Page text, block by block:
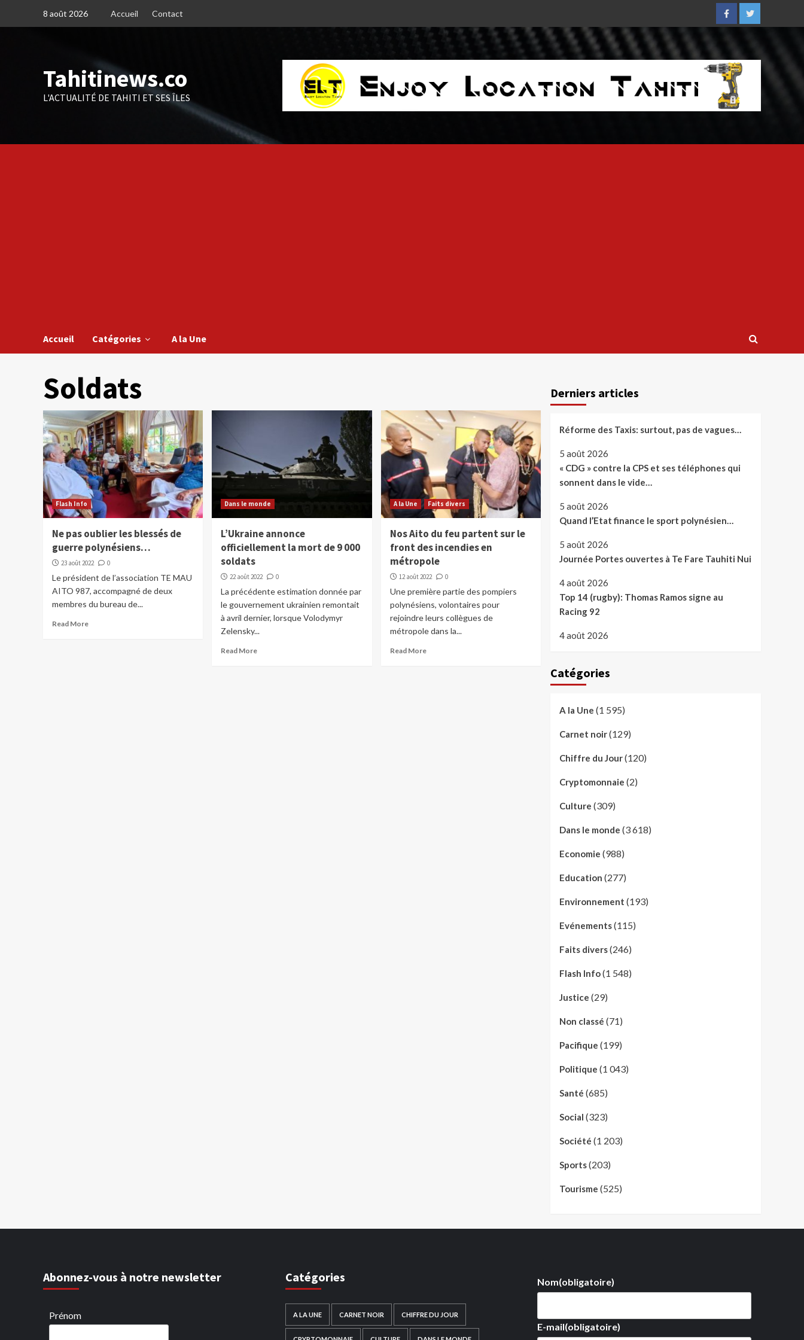
8 août 2026 Accueil Contact
FacebookTwitter
Tahitinews.co
L'ACTUALITÉ DE TAHITI ET SES ÎLES
Accueil Catégories A la Une
Soldats
Flash Info
Ne pas oublier les blessés de
guerre polynésiens…
23 août 2022 0
Le président de l’association TE MAU
AITO 987, accompagné de deux
membres du bureau de...
Read More
Dans le monde
L’Ukraine annonce
officiellement la mort de 9 000
soldats
22 août 2022 0
La précédente estimation donnée par
le gouvernement ukrainien remontait
à avril dernier, lorsque Volodymyr
Zelensky...
Read More
A la Une Faits divers
Nos Aito du feu partent sur le
front des incendies en
métropole
12 août 2022 0
Une première partie des pompiers
polynésiens, volontaires pour
rejoindre leurs collègues de
métropole dans la...
Read More
Derniers articles
Réforme des Taxis: surtout, pas de vagues…
5 août 2026
« CDG » contre la CPS et ses téléphones qui
sonnent dans le vide…
5 août 2026
Quand l’Etat finance le sport polynésien…
5 août 2026
Journée Portes ouvertes à Te Fare Tauhiti Nui
4 août 2026
Top 14 (rugby): Thomas Ramos signe au
Racing 92
4 août 2026
Catégories
A la Une (1 595)
Carnet noir(129)
Chiffre du Jour(120)
Cryptomonnaie (2)
Culture (309)
Dans le monde (3 618)
Economie (988)
Education (277)
Environnement (193)
Evénements(115)
Faits divers(246)
Flash Info(1 548)
Justice (29)
Non classé (71)
Pacifique (199)
Politique (1 043)
Santé (685)
Social (323)
Société (1 203)
Sports(203)
Tourisme (525)
Abonnez-vous à notre newsletter
Prénom
Catégories
A LA UNE CARNET NOIR CHIFFRE DU JOUR
Nom(obligatoire)
E-mail(obligatoire)